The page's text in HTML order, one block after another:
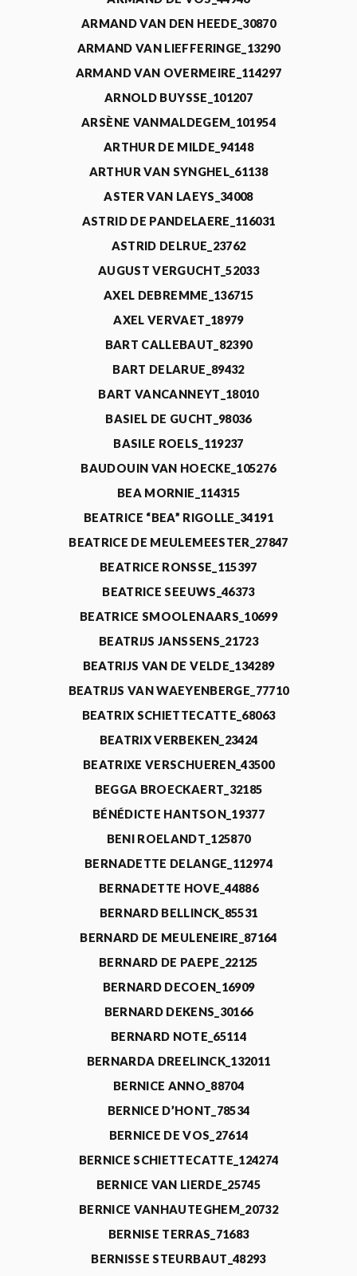
ARMAND VAN DEN HEEDE_30870
ARMAND VAN LIEFFERINGE_13290
ARMAND VAN OVERMEIRE_114297
ARNOLD BUYSSE_101207
ARSÈNE VANMALDEGEM_101954
ARTHUR DE MILDE_94148
ARTHUR VAN SYNGHEL_61138
ASTER VAN LAEYS_34008
ASTRID DE PANDELAERE_116031
ASTRID DELRUE_23762
AUGUST VERGUCHT_52033
AXEL DEBREMME_136715
AXEL VERVAET_18979
BART CALLEBAUT_82390
BART DELARUE_89432
BART VANCANNEYT_18010
BASIEL DE GUCHT_98036
BASILE ROELS_119237
BAUDOUIN VAN HOECKE_105276
BEA MORNIE_114315
BEATRICE “BEA” RIGOLLE_34191
BEATRICE DE MEULEMEESTER_27847
BEATRICE RONSSE_115397
BEATRICE SEEUWS_46373
BEATRICE SMOOLENAARS_10699
BEATRIJS JANSSENS_21723
BEATRIJS VAN DE VELDE_134289
BEATRIJS VAN WAEYENBERGE_77710
BEATRIX SCHIETTECATTE_68063
BEATRIX VERBEKEN_23424
BEATRIXE VERSCHUEREN_43500
BEGGA BROECKAERT_32185
BÉNÉDICTE HANTSON_19377
BENI ROELANDT_125870
BERNADETTE DELANGE_112974
BERNADETTE HOVE_44886
BERNARD BELLINCK_85531
BERNARD DE MEULENEIRE_87164
BERNARD DE PAEPE_22125
BERNARD DECOEN_16909
BERNARD DEKENS_30166
BERNARD NOTE_65114
BERNARDA DREELINCK_132011
BERNICE ANNO_88704
BERNICE D’HONT_78534
BERNICE DE VOS_27614
BERNICE SCHIETTECATTE_124274
BERNICE VAN LIERDE_25745
BERNICE VANHAUTEGHEM_20732
BERNISE TERRAS_71683
BERNISSE STEURBAUT_48293